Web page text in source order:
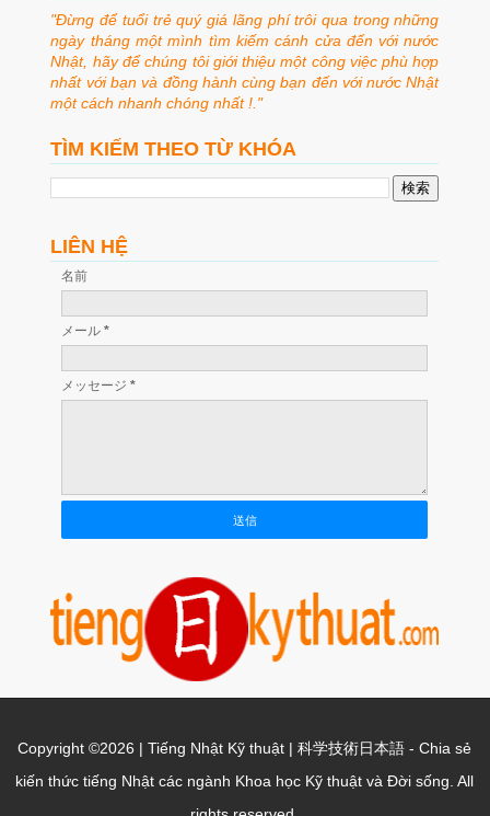
"Đừng để tuổi trẻ quý giá lãng phí trôi qua trong những
ngày tháng một mình tìm kiếm cánh cửa đến với nước
Nhật, hãy để chúng tôi giới thiệu một công việc phù hợp
nhất với bạn và đồng hành cùng bạn đến với nước Nhật
một cách nhanh chóng nhất !."
TÌM KIẾM THEO TỪ KHÓA
LIÊN HỆ
名前
メール*
メッセージ*
Copyright ©2026 | Tiếng Nhật Kỹ thuật | 科学技術日本語 - Chia sẻ
kiến thức tiếng Nhật các ngành Khoa học Kỹ thuật và Đời sống. All